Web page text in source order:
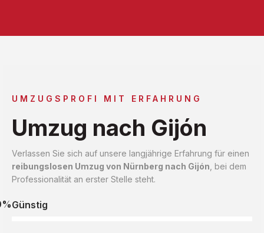
UMZUGSPROFI MIT ERFAHRUNG
Umzug nach Gijón
Verlassen Sie sich auf unsere langjährige Erfahrung für einen
reibungslosen Umzug von Nürnberg nach Gijón , bei dem
Professionalität an erster Stelle steht.
Günstig